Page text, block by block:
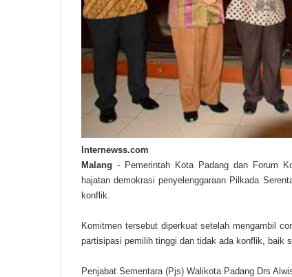
Internewss.com
Malang - Pemerintah Kota Padang dan Forum
hajatan demokrasi penyelenggaraan Pilkada
konflik.
Komitmen tersebut diperkuat setelah mengambil
partisipasi pemilih tinggi dan tidak ada konflik, baik
Penjabat Sementara (Pjs) Walikota Padang Drs